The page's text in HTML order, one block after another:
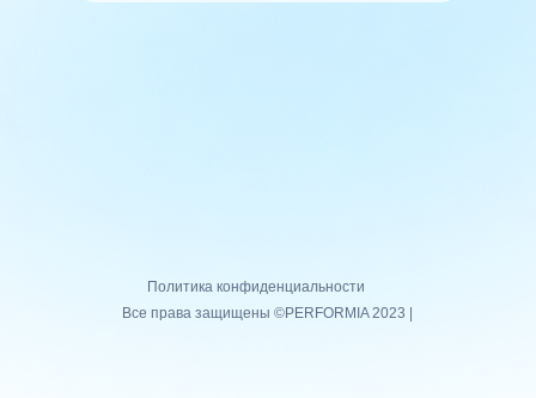
Все права защищены ©PERFORMIA 2023 |
Политика конфиденциальности